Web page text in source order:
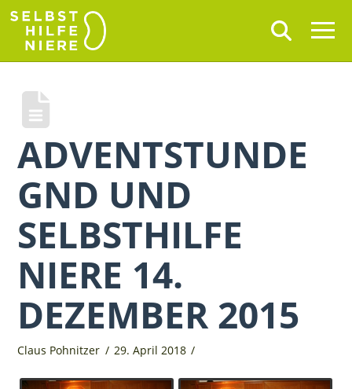
ADVENTSTUNDE
GND UND
SELBSTHILFE
NIERE 14.
DEZEMBER 2015
Claus Pohnitzer 29. April 2018